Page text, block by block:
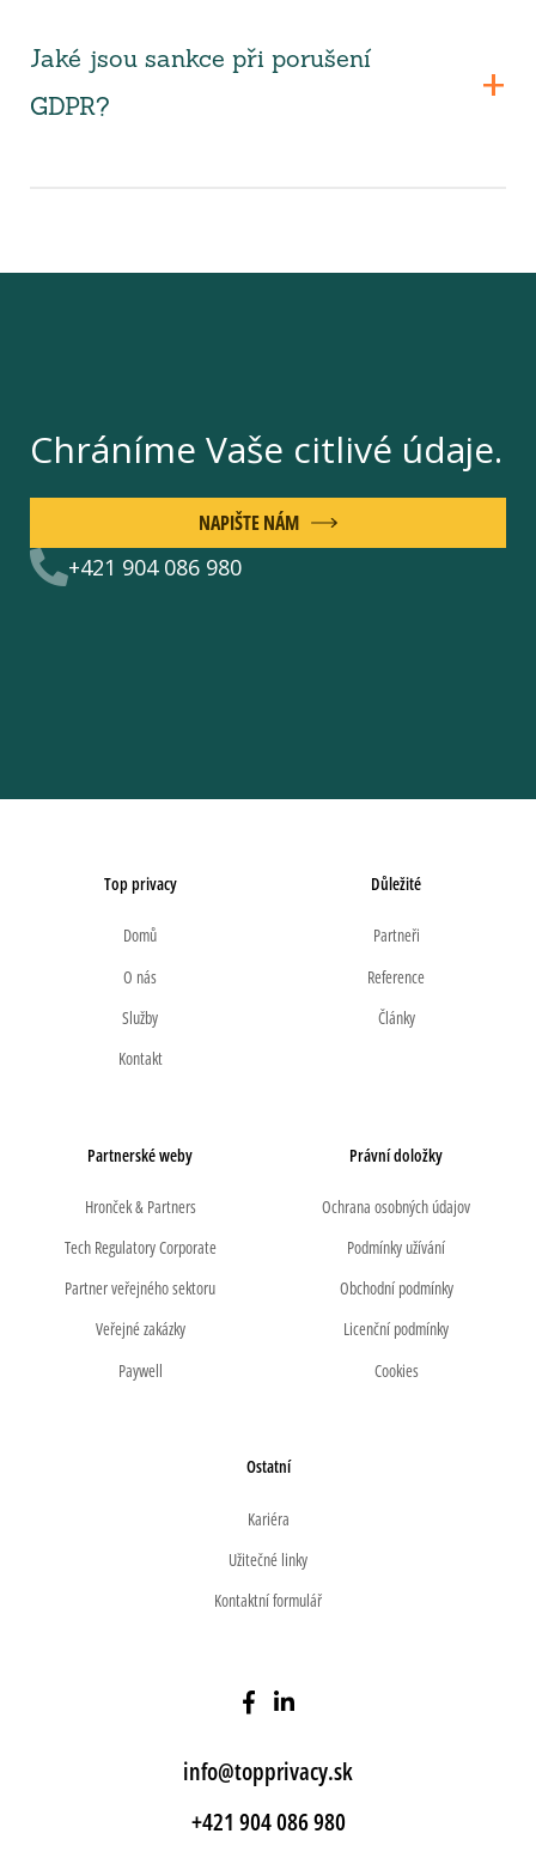
Jaké jsou sankce při porušení
GDPR?
Chráníme Vaše citlivé údaje.
+421 904 086 980
NAPIŠTE NÁM
Top privacy
Domů
O nás
Služby
Kontakt
Důležité
Partneři
Reference
Články
Partnerské weby
Hronček & Partners
Tech Regulatory Corporate
Partner veřejného sektoru
Veřejné zakázky
Paywell
Právní doložky
Ochrana osobných údajov
Podmínky užívání
Obchodní podmínky
Licenční podmínky
Cookies
Ostatní
Kariéra
Užitečné linky
Kontaktní formulář
info@topprivacy.sk
+421 904 086 980